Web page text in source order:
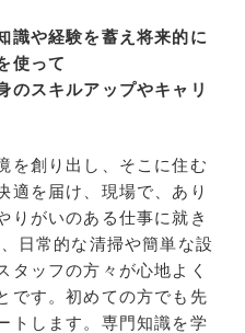
識や経験を蓄え将来的に
使って
のスキルアップやキャリ
を創り出し、そこに住む
適を届け、現場で、あり
りがいのある仕事に就き
日常的な清掃や簡単な設
タッフの方々が心地よく
です。初めての方でも先
トします。専門知識を学